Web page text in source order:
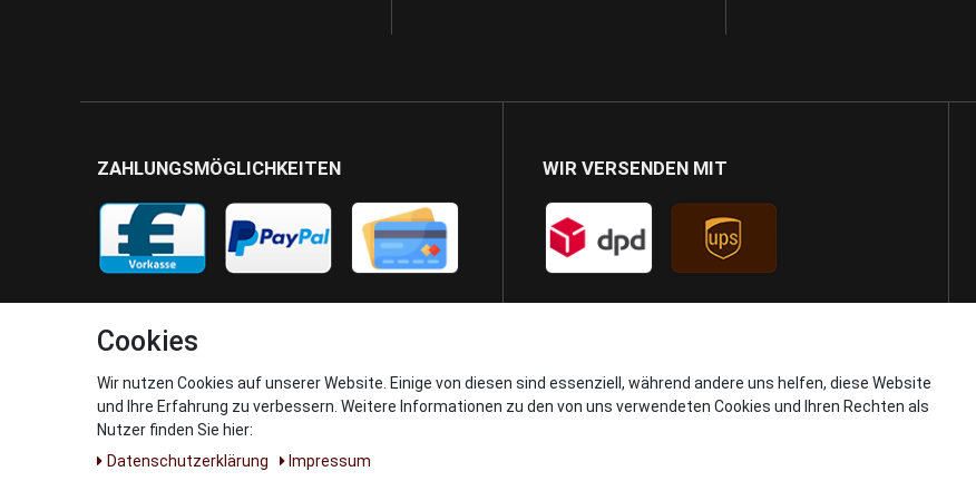
ZAHLUNGSMÖGLICHKEITEN WIR VERSENDEN MIT
Cookies
Wir nutzen Cookies auf unserer Website. Einige von diesen sind essenziell, während andere uns helfen, diese Website
und Ihre Erfahrung zu verbessern. Weitere Informationen zu den von uns verwendeten Cookies und Ihren Rechten als
Nutzer finden Sie hier:
Daten­schutz­erklärung
Impressum